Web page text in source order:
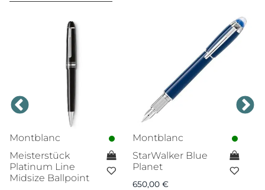
Montblanc
Meisterstück
Platinum Line
Midsize Ballpoint
Montblanc
StarWalker Blue
Planet
650,00 €